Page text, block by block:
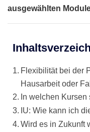
ausgewählten
Flexibilität bei der
Hausarbeit oder
In welchen
IU: Wie kann ich
Wird es in Zukunft